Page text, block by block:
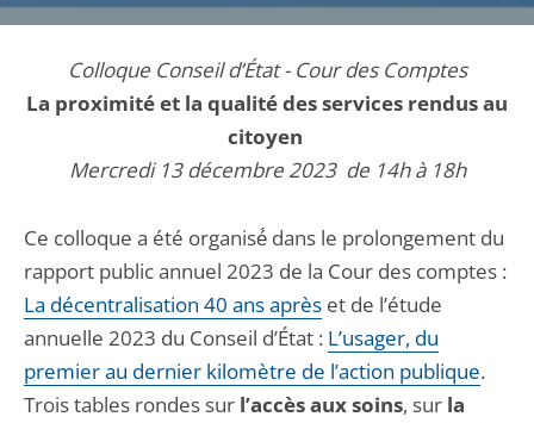
Colloque Conseil d’État - Cour des Comptes
La proximité et la qualité des services rendus au
citoyen
Mercredi 13 décembre 2023 de 14h à 18h
Ce colloque a été organisé́ dans le prolongement du
rapport public annuel 2023 de la Cour des comptes :
La décentralisation 40 ans après et de l’étude
annuelle 2023 du Conseil d’État : L’usager, du
premier au dernier kilomètre de l’action publique.
Trois tables rondes sur l’accès aux soins, sur la